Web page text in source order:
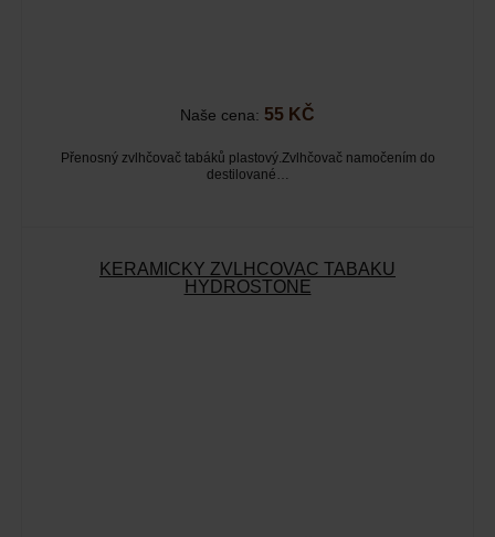
Naše cena: 55 KČ
Přenosný zvlhčovač tabáků plastový.Zvlhčovač namočením do
destilované…
KERAMICKÝ ZVLHČOVAČ TABÁKU
HYDROSTONE